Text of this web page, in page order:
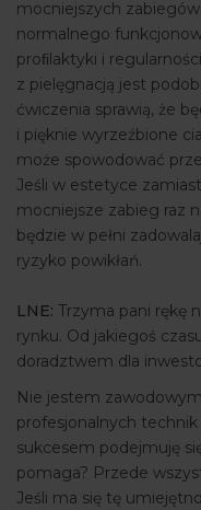
mocniejszych
normalnego
proﬁlaktyki i
z pielęgnacją jest
ćwiczenia sprawią, że
i pięknie wyrzeźbione
może spowodować
Jeśli w estetyce
mocniejsze zabieg raz
będzie w pełni
ryzyko powikłań.
LNE: Trzyma pani rękę
rynku. Od jakiegoś
doradztwem dla
Nie jestem
profesjonalnych
sukcesem podejmuję
pomaga? Przede
Jeśli ma się tę